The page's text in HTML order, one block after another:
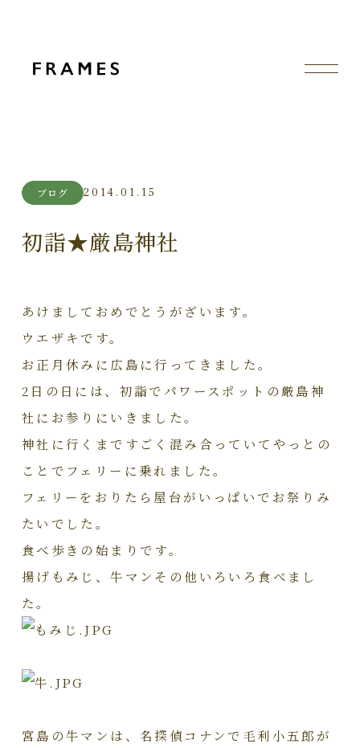
ブログ 2014.01.15
初詣★厳島神社
あけましておめでとうがざいます。
ウエザキです。
お正月休みに広島に行ってきました。
2日の日には、初詣でパワースポットの厳島神
社にお参りにいきました。
神社に行くまですごく混み合っていてやっとの
ことでフェリーに乗れました。
フェリーをおりたら屋台がいっぱいでお祭りみ
たいでした。
食べ歩きの始まりです。
揚げもみじ、牛マンその他いろいろ食べまし
た。
宮島の牛マンは、名探偵コナンで毛利小五郎が